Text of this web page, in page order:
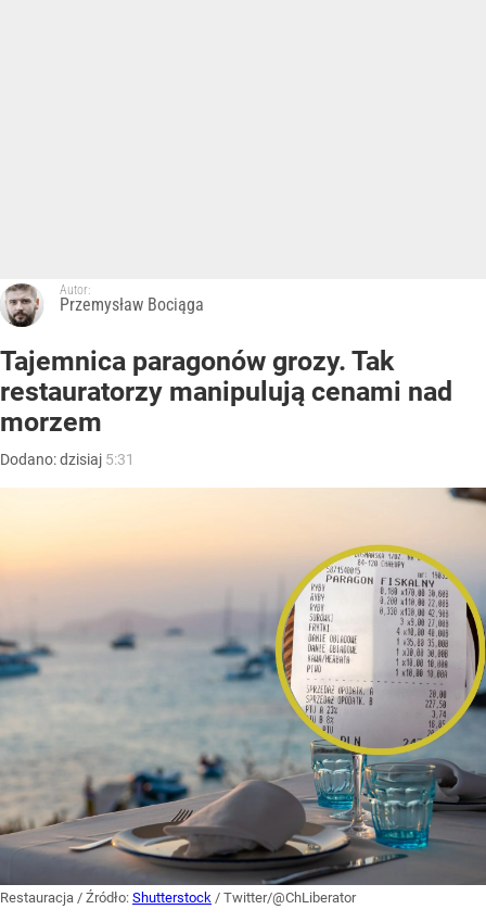
Autor:
Przemysław Bociąga
Tajemnica paragonów grozy. Tak
restauratorzy manipulują cenami nad
morzem
Dodano:dzisiaj 5:31
Restauracja / Źródło: Shutterstock / Twitter/@ChLiberator